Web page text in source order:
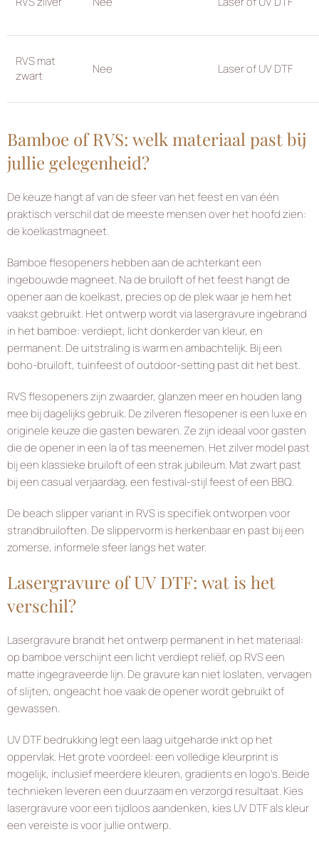
RVS mat
zwart
Nee Laser of UV DTF
Bamboe of RVS: welk materiaal past bij
jullie gelegenheid?
De keuze hangt af van de sfeer van het feest en van één
praktisch verschil dat de meeste mensen over het hoofd zien:
de koelkastmagneet.
Bamboe flesopeners hebben aan de achterkant een
ingebouwde magneet. Na de bruiloft of het feest hangt de
opener aan de koelkast, precies op de plek waar je hem het
vaakst gebruikt. Het ontwerp wordt via lasergravure ingebrand
in het bamboe: verdiept, licht donkerder van kleur, en
permanent. De uitstraling is warm en ambachtelijk. Bij een
boho-bruiloft, tuinfeest of outdoor-setting past dit het best.
RVS flesopeners zijn zwaarder, glanzen meer en houden lang
mee bij dagelijks gebruik. De zilveren flesopener is een luxe en
originele keuze die gasten bewaren. Ze zijn ideaal voor gasten
die de opener in een la of tas meenemen. Het zilver model past
bij een klassieke bruiloft of een strak jubileum. Mat zwart past
bij een casual verjaardag, een festival-stijl feest of een BBQ.
De beach slipper variant in RVS is specifiek ontworpen voor
strandbruiloften. De slippervorm is herkenbaar en past bij een
zomerse, informele sfeer langs het water.
Lasergravure of UV DTF: wat is het
verschil?
Lasergravure brandt het ontwerp permanent in het materiaal:
op bamboe verschijnt een licht verdiept reliëf, op RVS een
matte ingegraveerde lijn. De gravure kan niet loslaten, vervagen
of slijten, ongeacht hoe vaak de opener wordt gebruikt of
gewassen.
UV DTF bedrukking legt een laag uitgeharde inkt op het
oppervlak. Het grote voordeel: een volledige kleurprint is
mogelijk, inclusief meerdere kleuren, gradients en logo’s. Beide
technieken leveren een duurzaam en verzorgd resultaat. Kies
lasergravure voor een tijdloos aandenken, kies UV DTF als kleur
een vereiste is voor jullie ontwerp.